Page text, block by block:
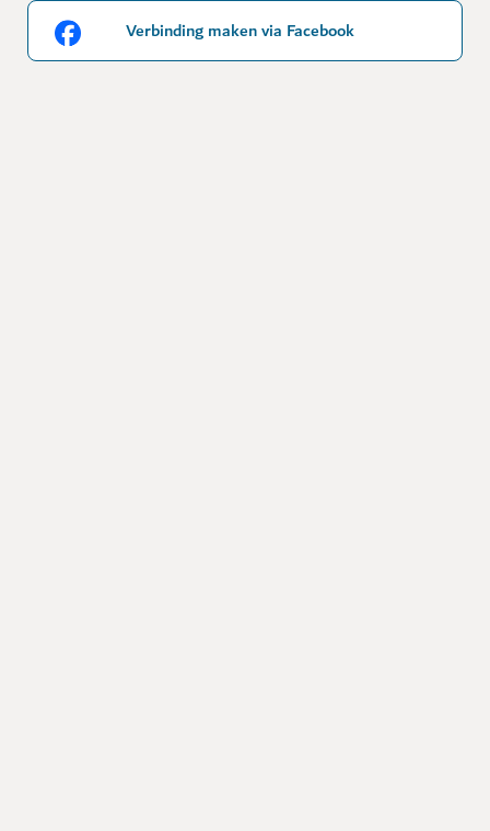
Verbinding maken via Facebook